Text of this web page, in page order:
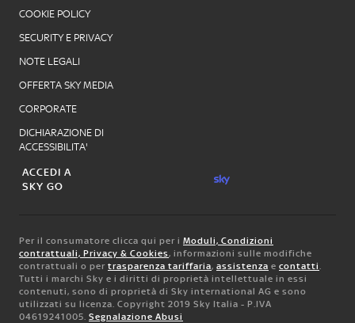
COOKIE POLICY
SECURITY E PRIVACY
NOTE LEGALI
OFFERTA SKY MEDIA
CORPORATE
DICHIARAZIONE DI
ACCESSIBILITA'
ACCEDI A
SKY GO
Per il consumatore clicca qui per i Moduli, Condizioni
contrattuali, Privacy & Cookies, informazioni sulle modifiche
contrattuali o per trasparenza tariffaria, assistenza e contatti.
Tutti i marchi Sky e i diritti di proprietà intellettuale in essi
contenuti, sono di proprietà di Sky international AG e sono
utilizzati su licenza. Copyright 2019 Sky Italia - P.IVA
04619241005. Segnalazione Abusi